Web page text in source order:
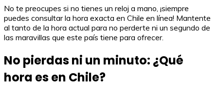
No te preocupes si no tienes un reloj a mano, ¡siempre
puedes consultar la hora exacta en Chile en línea! Mantente
al tanto de la hora actual para no perderte ni un segundo de
las maravillas que este país tiene para ofrecer.
No pierdas ni un minuto: ¿Qué
hora es en Chile?